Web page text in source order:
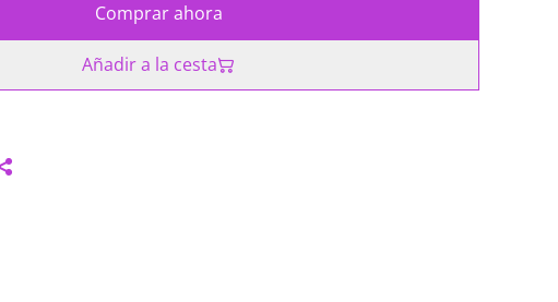
Comprar ahora
Añadir a la cesta